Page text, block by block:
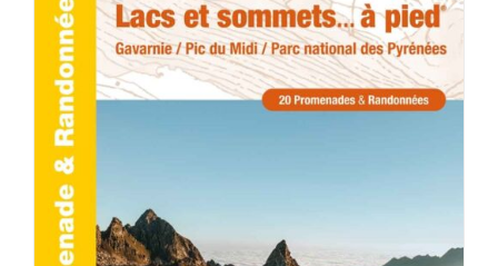
ACHETER LE PRODUIT /